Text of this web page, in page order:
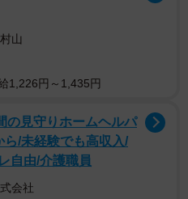
山
1,226円～1,435円
の見守りホームヘルパ
/未経験でも高収入/
自由/介護職員
会社